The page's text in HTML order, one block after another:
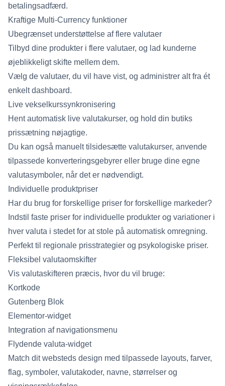
betalingsadfærd.
Kraftige Multi-Currency funktioner
Ubegrænset understøttelse af flere valutaer
Tilbyd dine produkter i flere valutaer, og lad kunderne
øjeblikkeligt skifte mellem dem.
Vælg de valutaer, du vil have vist, og administrer alt fra ét
enkelt dashboard.
Live vekselkurssynkronisering
Hent automatisk live valutakurser, og hold din butiks
prissætning nøjagtige.
Du kan også manuelt tilsidesætte valutakurser, anvende
tilpassede konverteringsgebyrer eller bruge dine egne
valutasymboler, når det er nødvendigt.
Individuelle produktpriser
Har du brug for forskellige priser for forskellige markeder?
Indstil faste priser for individuelle produkter og variationer i
hver valuta i stedet for at stole på automatisk omregning.
Perfekt til regionale prisstrategier og psykologiske priser.
Fleksibel valutaomskifter
Vis valutaskifteren præcis, hvor du vil bruge:
Kortkode
Gutenberg Blok
Elementor-widget
Integration af navigationsmenu
Flydende valuta-widget
Match dit websteds design med tilpassede layouts, farver,
flag, symboler, valutakoder, navne, størrelser og